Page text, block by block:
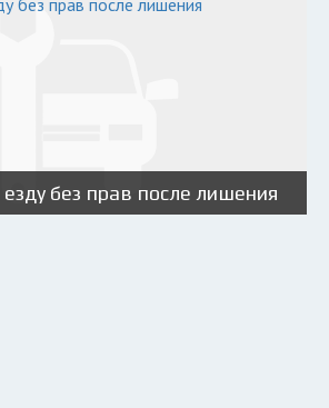
езду без прав после лишения